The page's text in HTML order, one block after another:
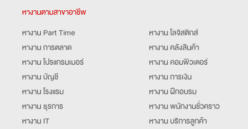
หางานตามสาขาอาชีพ
หางาน Part Time
หางาน การตลาด
หางาน โปรแกรมเมอร์
หางาน บัญชี
หางาน โรงแรม
หางาน ธุรการ
หางาน IT
หางาน โลจิสติกส์
หางาน คลังสินค้า
หางาน คอมพิวเตอร์
หางาน การเงิน
หางาน ฝึกอบรม
หางาน พนักงานชั่วคราว
หางาน บริการลูกค้า